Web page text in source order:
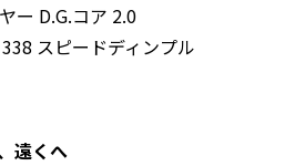
ー D.G.コア 2.0
スピードディンプル
遠くへ